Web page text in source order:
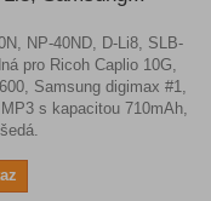
NP-40ND, D-Li8, SLB-
pro Ricoh Caplio 10G,
Samsung digimax #1,
s kapacitou 710mAh,